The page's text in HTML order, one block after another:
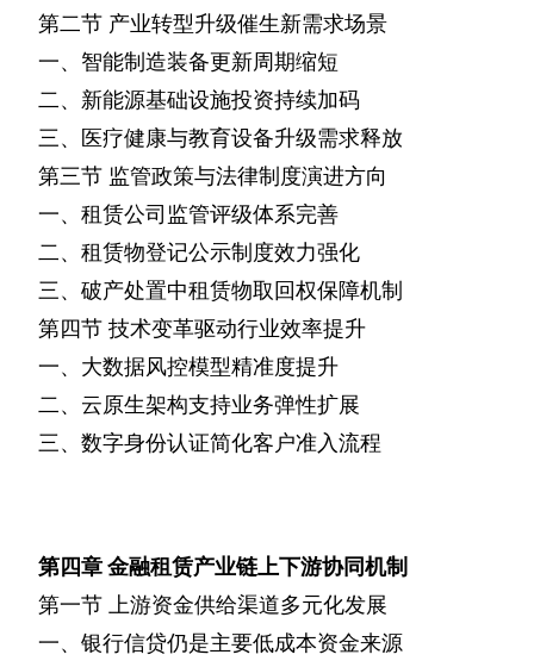
第二节 产业转型升级催生新需求场景
一、智能制造装备更新周期缩短
二、新能源基础设施投资持续加码
三、医疗健康与教育设备升级需求释放
第三节 监管政策与法律制度演进方向
一、租赁公司监管评级体系完善
二、租赁物登记公示制度效力强化
三、破产处置中租赁物取回权保障机制
第四节 技术变革驱动行业效率提升
一、大数据风控模型精准度提升
二、云原生架构支持业务弹性扩展
三、数字身份认证简化客户准入流程
第四章金融租赁产业链上下游协同机制
第一节
上游资金供给渠道多元化发展
一、银行信贷仍是主要低成本资金来源